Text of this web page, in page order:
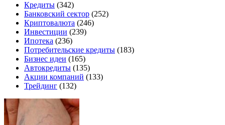
Кредиты (342)
Банковский сектор (252)
Криптовалюта (246)
Инвестиции (239)
Ипотека (236)
Потребительские кредиты (183)
Бизнес идеи (165)
Автокредиты (135)
Акции компаний (133)
Трейдинг (132)